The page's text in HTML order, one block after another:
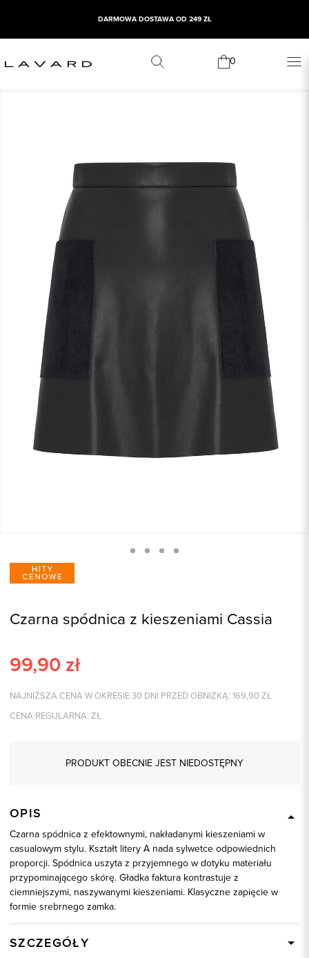
DARMOWA DOSTAWA OD 249 ZŁ
0
Czarna spódnica z kieszeniami Cassia
99,90 zł
NAJNIŻSZA CENA W OKRESIE 30 DNI PRZED OBNIŻKĄ: 169,90 ZŁ
CENA REGULARNA: ZŁ
PRODUKT OBECNIE JEST NIEDOSTĘPNY
OPIS
Czarna spódnica z efektownymi, nakładanymi kieszeniami w
casualowym stylu. Kształt litery A nada sylwetce odpowiednich
proporcji. Spódnica uszyta z przyjemnego w dotyku materiału
przypominającego skórę. Gładka faktura kontrastuje z
ciemniejszymi, naszywanymi kieszeniami. Klasyczne zapięcie w
formie srebrnego zamka.
SZCZEGÓŁY